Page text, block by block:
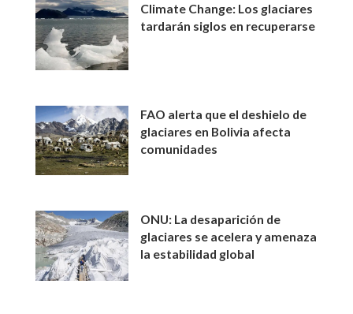
Climate Change: Los glaciares
tardarán siglos en recuperarse
FAO alerta que el deshielo de
glaciares en Bolivia afecta
comunidades
ONU: La desaparición de
glaciares se acelera y amenaza
la estabilidad global